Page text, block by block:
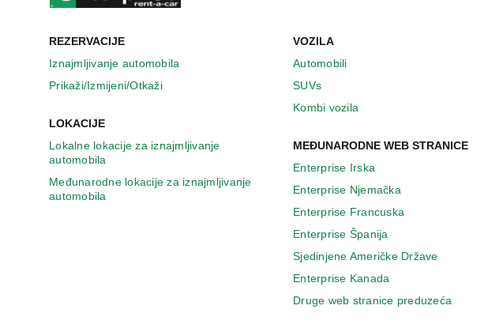
v
m
r
o
o
u
REZERVACIJE
Iznajmljivanje automobila
Prikaži/Izmijeni/Otkaži
LOKACIJE
Lokalne lokacije za iznajmljivanje
automobila
Međunarodne lokacije za iznajmljivanje
automobila
VOZILA
Automobili
SUVs
Kombi vozila
MEĐUNARODNE WEB STRANICE
Enterprise Irska
Enterprise Njemačka
Enterprise Francuska
Enterprise Španija
Sjedinjene Američke Države
Enterprise Κanada
Druge web stranice preduzeća